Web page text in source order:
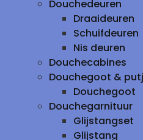
Douchedeuren
Draaideuren
Schuifdeuren
Nis deuren
Douchecabines
Douchegoot &
Douchegoot
Douchegarnituur
Glijstangset
Glijstang